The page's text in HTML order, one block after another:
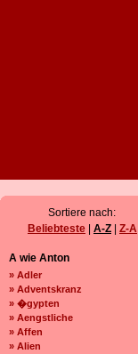
Sortiere nach:
Beliebteste
A-Z Z-A
A wie Anton
» Adler
» Adventskranz
» �gypten
» Aengstliche
» Affen
» Alien